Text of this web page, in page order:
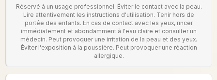
Réservé à un usage professionnel. Éviter le contact avec la peau.
Lire attentivement les instructions d'utilisation. Tenir hors de
portée des enfants. En cas de contact avec les yeux, rincer
immédiatement et abondamment à l'eau claire et consulter un
médecin. Peut provoquer une irritation de la peau et des yeux.
Éviter l'exposition à la poussière. Peut provoquer une réaction
allergique.